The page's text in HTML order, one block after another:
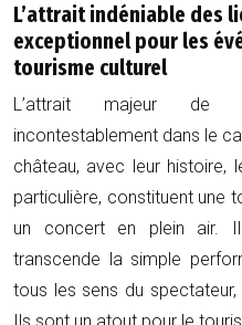
L’attrait indéniable des
exceptionnel pour les
tourisme culturel
L’attrait majeur de
incontestablement dans le
château, avec leur histoire,
particulière, constituent une
un concert en plein air. Il
transcende la simple
tous les sens du